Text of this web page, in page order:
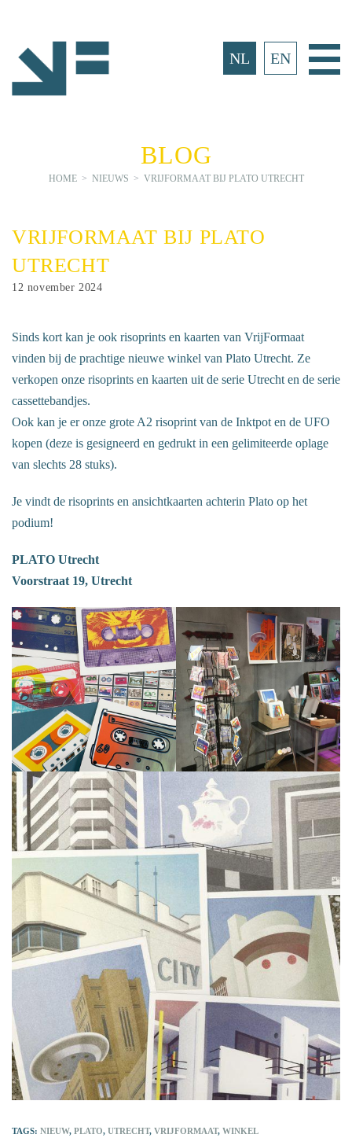
inhoud
NL EN
BLOG
HOME > NIEUWS > VRIJFORMAAT BIJ PLATO UTRECHT
VRIJFORMAAT BIJ PLATO
UTRECHT
Bericht
12 november 2024
Sinds kort kan je ook risoprints en kaarten van VrijFormaat
vinden bij de prachtige nieuwe winkel van Plato Utrecht. Ze
verkopen onze risoprints en kaarten uit de serie Utrecht en de serie
cassettebandjes.
Ook kan je er onze grote A2 risoprint van de Inktpot en de UFO
kopen (deze is gesigneerd en gedrukt in een gelimiteerde oplage
van slechts 28 stuks).
Je vindt de risoprints en ansichtkaarten achterin Plato op het
podium!
PLATO Utrecht
Voorstraat 19, Utrecht
TAGS: NIEUW, PLATO, UTRECHT, VRIJFORMAAT, WINKEL